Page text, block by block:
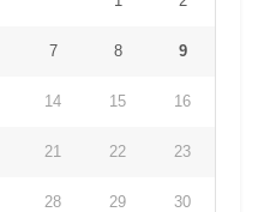
7 8 9
14 15 16
21 22 23
28 29 30